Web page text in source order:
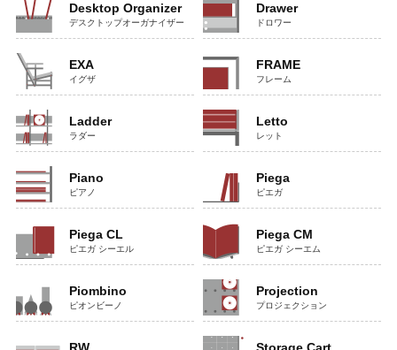
Desktop Organizer
デスクトップオーガナイザー
Drawer
ドロワー
EXA
イグザ
FRAME
フレーム
Ladder
ラダー
Letto
レット
Piano
ピアノ
Piega
ピエガ
Piega CL
ピエガ シーエル
Piega CM
ピエガ シーエム
Piombino
ピオンビーノ
Projection
プロジェクション